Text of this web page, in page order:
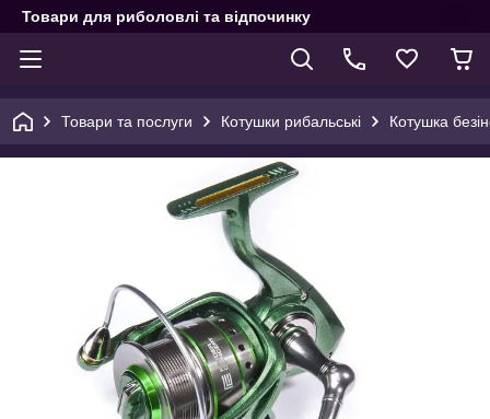
Товари для риболовлі та відпочинку
Товари та послуги Котушки рибальські Котушка